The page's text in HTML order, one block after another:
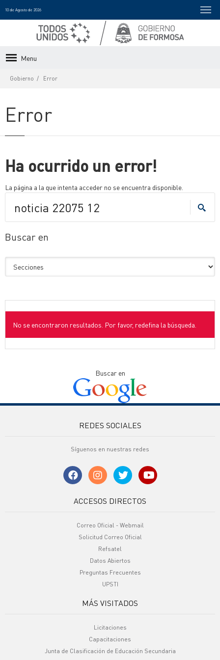
10 de Agosto de 2026
Menu
Gobierno Error
Error
Ha ocurrido un error!
La página a la que intenta acceder no se encuentra disponible.
Buscar en
No se encontraron resultados. Por favor, redefina la búsqueda.
Buscar en
REDES SOCIALES
Síguenos en nuestras redes
ACCESOS DIRECTOS
Correo Oficial - Webmail
Solicitud Correo Oficial
Refsatel
Datos Abiertos
Preguntas Frecuentes
UPSTI
MÁS VISITADOS
Licitaciones
Capacitaciones
Junta de Clasificación de Educación Secundaria